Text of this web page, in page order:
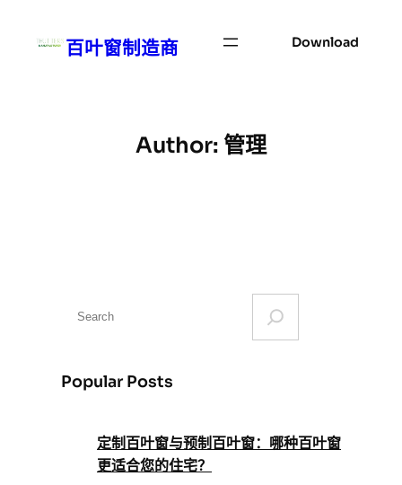
百叶窗制造商 Download
Author: 管理
r
c
Popular Posts
定制百叶窗与预制百叶窗：哪种百叶窗
更适合您的住宅？